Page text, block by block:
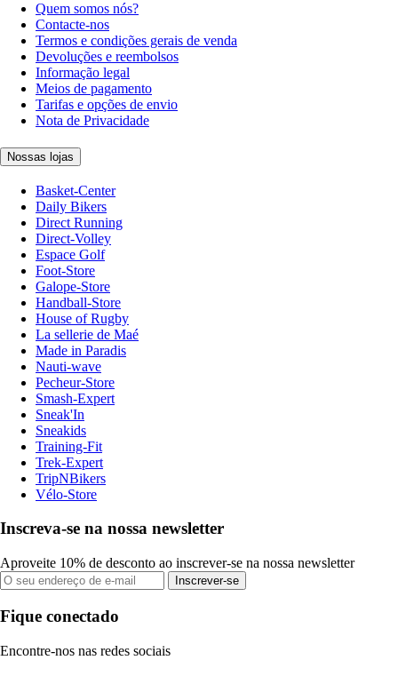
Quem somos nós?
Contacte-nos
Termos e condições gerais de venda
Devoluções e reembolsos
Informação legal
Meios de pagamento
Tarifas e opções de envio
Nota de Privacidade
Nossas lojas
Basket-Center
Daily Bikers
Direct Running
Direct-Volley
Espace Golf
Foot-Store
Galope-Store
Handball-Store
House of Rugby
La sellerie de Maé
Made in Paradis
Nauti-wave
Pecheur-Store
Smash-Expert
Sneak'In
Sneakids
Training-Fit
Trek-Expert
TripNBikers
Vélo-Store
Inscreva-se na nossa newsletter
Aproveite 10% de desconto ao inscrever-se na nossa newsletter
Inscrever-se
Fique conectado
Encontre-nos nas redes sociais